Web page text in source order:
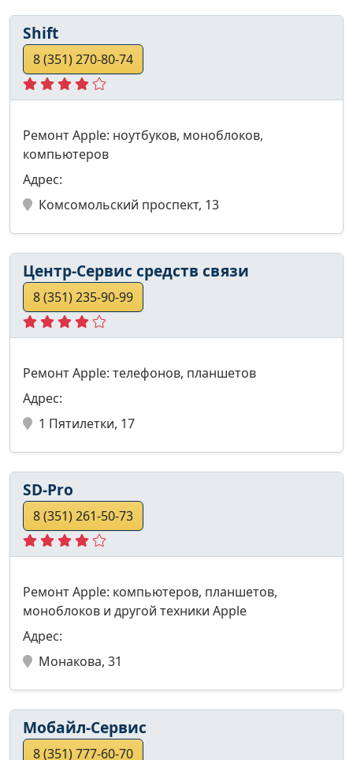
Shift
8 (351) 270-80-74
Ремонт Apple: ноутбуков, моноблоков,
компьютеров
Адрес:
Комсомольский проспект, 13
Центр-Сервис средств связи
8 (351) 235-90-99
Ремонт Apple: телефонов, планшетов
Адрес:
1 Пятилетки, 17
SD-Pro
8 (351) 261-50-73
Ремонт Apple: компьютеров, планшетов,
моноблоков и другой техники Apple
Адрес:
Монакова, 31
Мобайл-Сервис
8 (351) 777-60-70